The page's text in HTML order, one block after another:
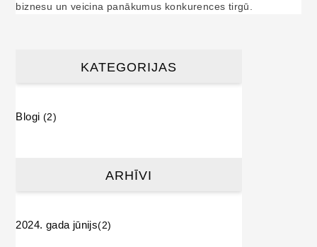
biznesu un veicina panākumus konkurences tirgū.
KATEGORIJAS
Blogi (2)
ARHĪVI
2024. gada jūnijs(2)